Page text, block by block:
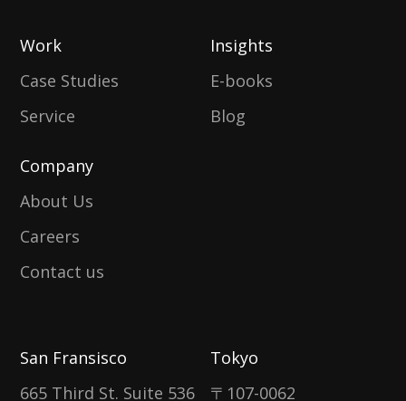
Work
Case Studies
Service
Insights
E-books
Blog
Company
About Us
Careers
Contact us
San Fransisco
665 Third St. Suite 536
Tokyo
〒107-0062